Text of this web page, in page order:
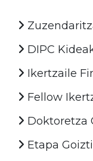
DIPC
Ikertzaile
Fellow
Doktoretza
Etapa